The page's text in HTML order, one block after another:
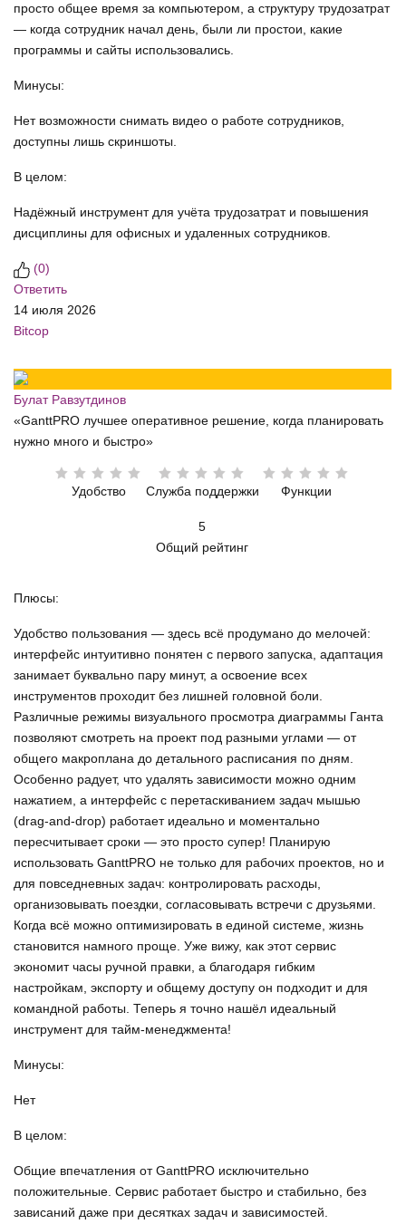
просто общее время за компьютером, а структуру трудозатрат
— когда сотрудник начал день, были ли простои, какие
программы и сайты использовались.
Минусы:
Нет возможности снимать видео о работе сотрудников,
доступны лишь скриншоты.
В целом:
Надёжный инструмент для учёта трудозатрат и повышения
дисциплины для офисных и удаленных сотрудников.
(0)
Ответить
14 июля 2026
Bitcop
Булат Равзутдинов
«GanttPRO лучшее оперативное решение, когда планировать
нужно много и быстро»
Удобство Служба поддержки Функции
5
Общий рейтинг
Плюсы:
Удобство пользования — здесь всё продумано до мелочей:
интерфейс интуитивно понятен с первого запуска, адаптация
занимает буквально пару минут, а освоение всех
инструментов проходит без лишней головной боли.
Различные режимы визуального просмотра диаграммы Ганта
позволяют смотреть на проект под разными углами — от
общего макроплана до детального расписания по дням.
Особенно радует, что удалять зависимости можно одним
нажатием, а интерфейс с перетаскиванием задач мышью
(drag‑and‑drop) работает идеально и моментально
пересчитывает сроки — это просто супер! Планирую
использовать GanttPRO не только для рабочих проектов, но и
для повседневных задач: контролировать расходы,
организовывать поездки, согласовывать встречи с друзьями.
Когда всё можно оптимизировать в единой системе, жизнь
становится намного проще. Уже вижу, как этот сервис
экономит часы ручной правки, а благодаря гибким
настройкам, экспорту и общему доступу он подходит и для
командной работы. Теперь я точно нашёл идеальный
инструмент для тайм-менеджмента!
Минусы:
Нет
В целом:
Общие впечатления от GanttPRO исключительно
положительные. Сервис работает быстро и стабильно, без
зависаний даже при десятках задач и зависимостей.